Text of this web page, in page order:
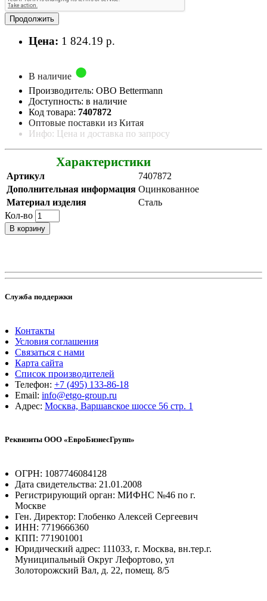
Продолжить
Цена: 1 824.19 р.
В наличие
Производитель: OBO Bettermann
Доступность: в наличие
Код товара: 7407872
Оптовые поставки из Китая
Инфо: Цена и доставка по запросу
Характеристики
Артикул
7407872
Дополнительная информация Оцинкованное
Материал изделия
Сталь
Кол-во
В корзину
Служба поддержки
Контакты
Условия соглашения
Связаться с нами
Карта сайта
Список производителей
Телефон: +7 (495) 133-86-18
Email: info@etgo-group.ru
Адрес: Москва, Варшавское шоссе 56 стр. 1
Реквизиты ООО «ЕвроБизнесГрупп»
ОГРН: 1087746084128
Дата свидетельства: 21.01.2008
Регистрирующий орган: МИФНС №46 по г.
Москве
Ген. Директор: Глобенко Алексей Сергеевич
ИНН: 7719666360
КПП: 771901001
Юридический адрес: 111033, г. Москва, вн.тер.г.
Муниципальный Округ Лефортово, ул
Золоторожский Вал, д. 22, помещ. 8/5